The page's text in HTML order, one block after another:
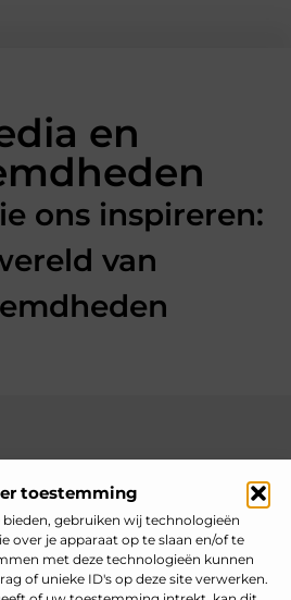
toestemming
gebruiken wij technologieën
over je apparaat op te slaan en/of te
met deze technologieën kunnen
of unieke ID's op deze site verwerken.
en
ons inspireren:
van
en tips uit het dagelijks leven.
blogs en artikelen die je helpen
te halen, met praktische adviezen